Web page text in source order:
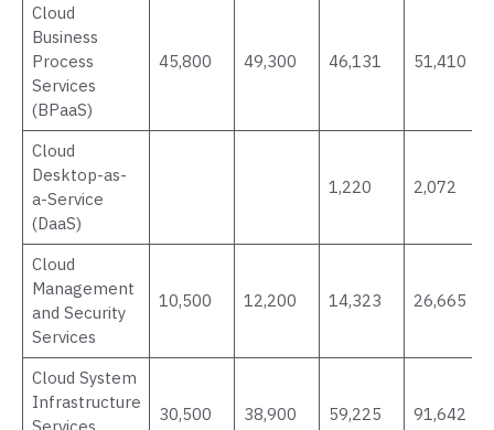
Cloud
Business
Process
Services
(BPaaS)
45,800 49,300 46,131 51,410
Cloud
Desktop-as-
a-Service
(DaaS)
1,220 2,072
Cloud
Management
and Security
Services
10,500 12,200 14,323 26,665
Cloud System
Infrastructure
30,500 38,900 59,225 91,642